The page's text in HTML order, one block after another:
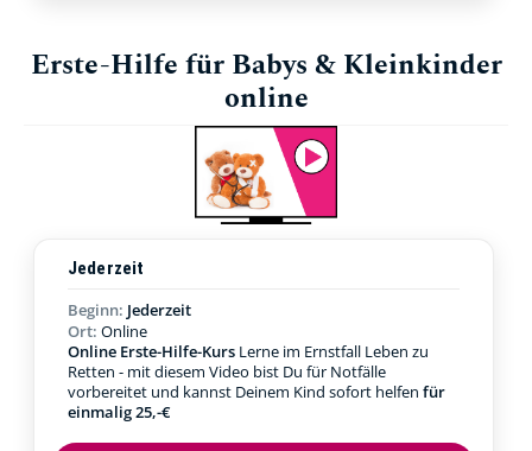
Erste-Hilfe für Babys & Kleinkinder
online
Jederzeit
Beginn: Jederzeit
Ort: Online
Online Erste-Hilfe-Kurs Lerne im Ernstfall Leben zu
Retten - mit diesem Video bist Du für Notfälle
vorbereitet und kannst Deinem Kind sofort helfen für
einmalig 25,-€